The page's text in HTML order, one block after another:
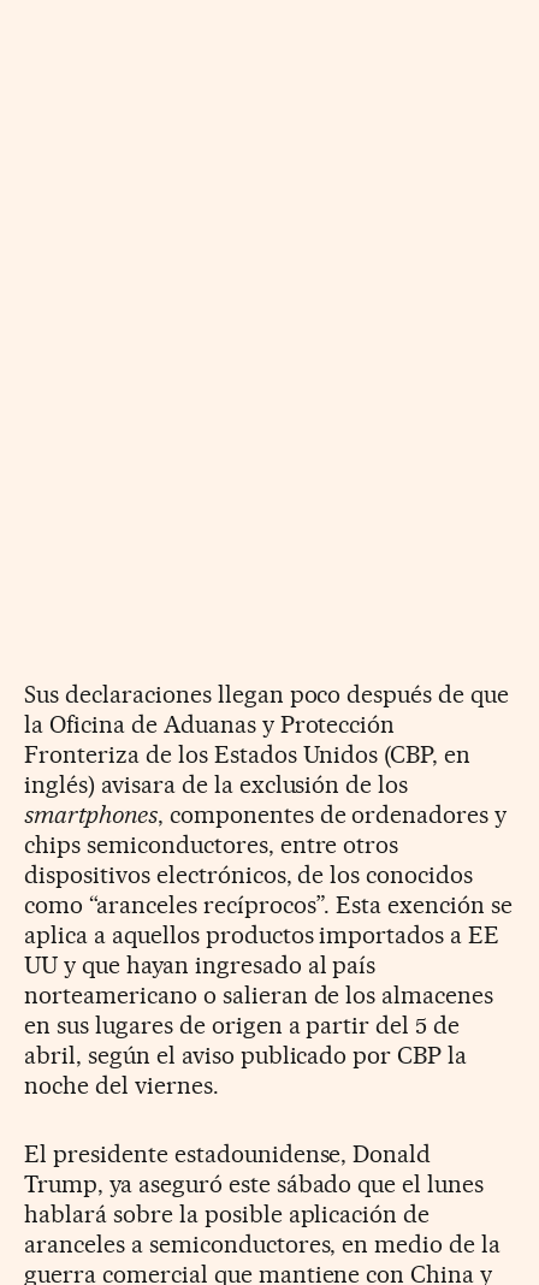
Sus declaraciones llegan poco después de que
la Oficina de Aduanas y Protección
Fronteriza de los Estados Unidos (CBP, en
inglés) avisara de la exclusión de los
smartphones, componentes de ordenadores y
chips semiconductores, entre otros
dispositivos electrónicos, de los conocidos
como “aranceles recíprocos”. Esta exención se
aplica a aquellos productos importados a EE
UU y que hayan ingresado al país
norteamericano o salieran de los almacenes
en sus lugares de origen a partir del 5 de
abril, según el aviso publicado por CBP la
noche del viernes.
El presidente estadounidense, Donald
Trump, ya aseguró este sábado que el lunes
hablará sobre la posible aplicación de
aranceles a semiconductores, en medio de la
guerra comercial que mantiene con China y